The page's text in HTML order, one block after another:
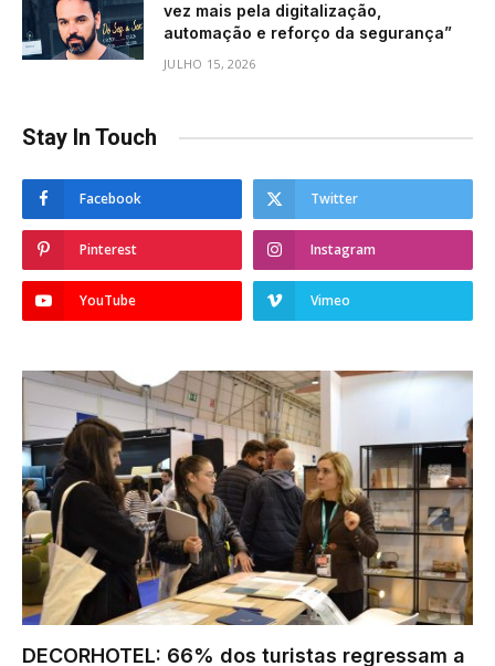
vez mais pela digitalização,
automação e reforço da segurança”
JULHO 15, 2026
Stay In Touch
Facebook Twitter
Pinterest Instagram
YouTube Vimeo
DECORHOTEL: 66% dos turistas regressam a